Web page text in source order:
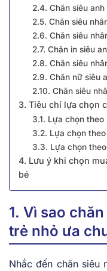
2.4. Chăn siêu
2.5. Chăn siêu
2.6. Chăn siêu
2.7. Chăn in siêu
2.8. Chăn siêu
2.9. Chăn nữ siêu
2.10. Chăn siêu
3. Tiêu chí lựa chọn
3.1. Lựa chọn theo
3.2. Lựa chọn
3.3. Lựa chọn
4. Lưu ý khi chọn
bé
1. Vì sao
trẻ nhỏ ưa
Nhắc đến chăn siêu